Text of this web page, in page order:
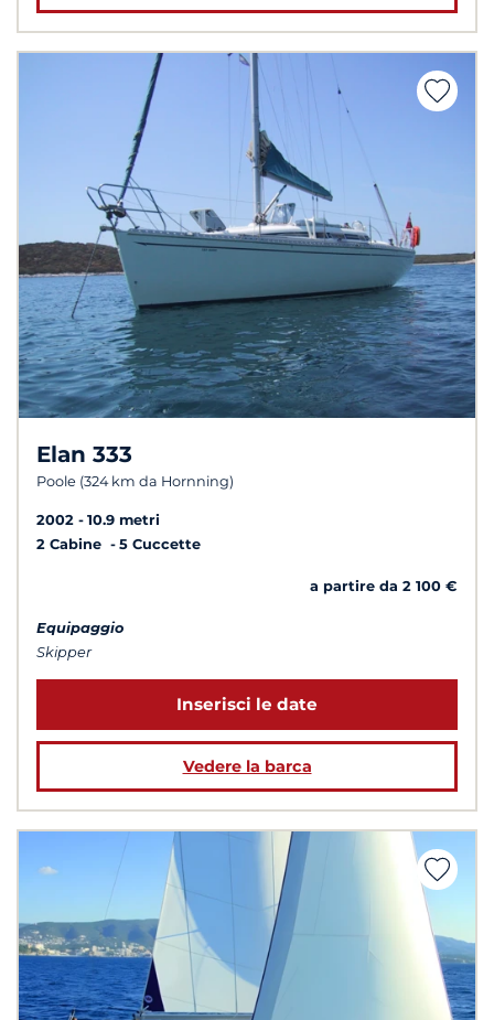
Elan 333
Poole (324 km da Hornning)
2002
10.9 metri
2 Cabine
5 Cuccette
a partire da 2 100 €
Equipaggio
Skipper
Inserisci le date
Vedere la barca